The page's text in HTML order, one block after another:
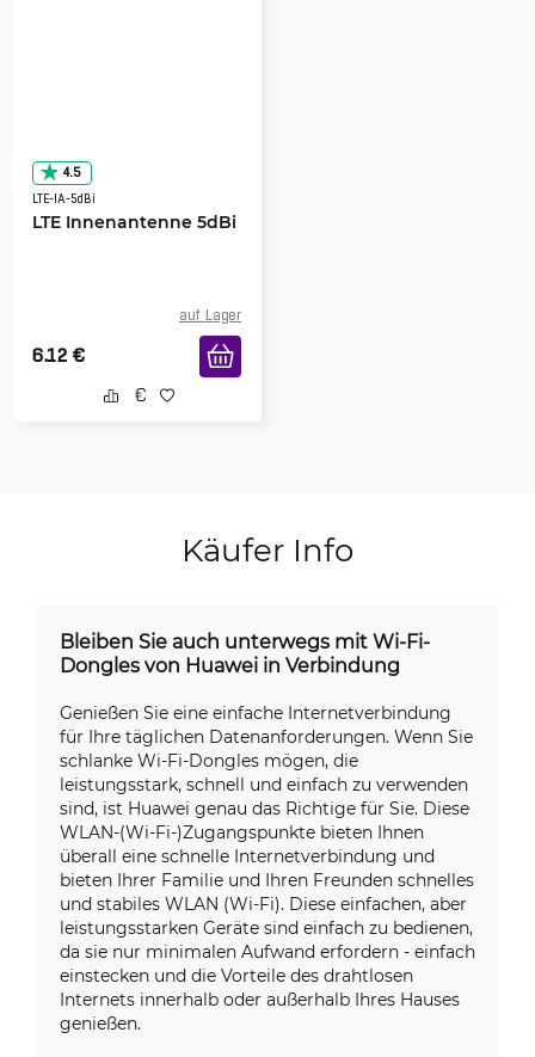
4.5
LTE-IA-5dBi
LTE Innenantenne 5dBi
auf Lager
6.12 €
Käufer Info
Bleiben Sie auch unterwegs mit Wi-Fi-
Dongles von Huawei in Verbindung
Genießen Sie eine einfache Internetverbindung
für Ihre täglichen Datenanforderungen. Wenn Sie
schlanke Wi-Fi-Dongles mögen, die
leistungsstark, schnell und einfach zu verwenden
sind, ist Huawei genau das Richtige für Sie. Diese
WLAN-(Wi-Fi-)Zugangspunkte bieten Ihnen
überall eine schnelle Internetverbindung und
bieten Ihrer Familie und Ihren Freunden schnelles
und stabiles WLAN (Wi-Fi). Diese einfachen, aber
leistungsstarken Geräte sind einfach zu bedienen,
da sie nur minimalen Aufwand erfordern - einfach
einstecken und die Vorteile des drahtlosen
Internets innerhalb oder außerhalb Ihres Hauses
genießen.